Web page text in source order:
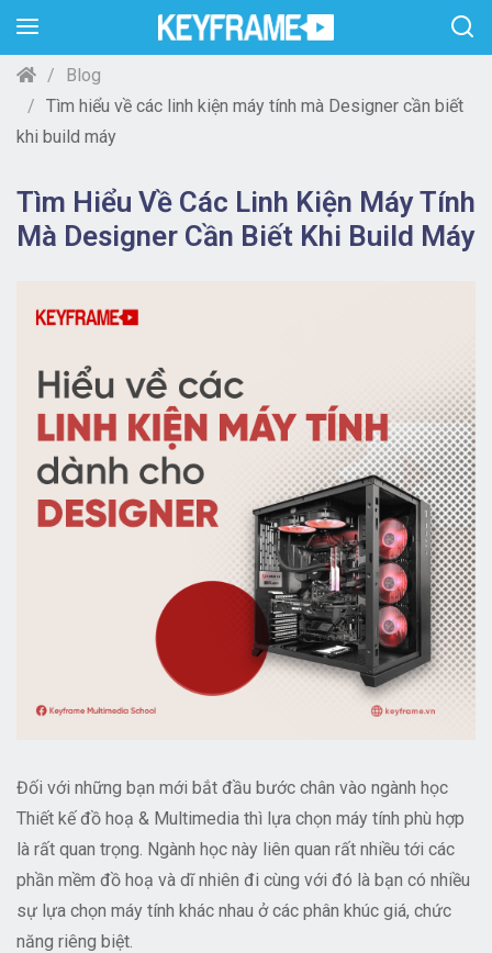
Blog
Tìm hiểu về các linh kiện máy tính mà Designer cần biết
khi build máy
Tìm Hiểu Về Các Linh Kiện Máy Tính
Mà Designer Cần Biết Khi Build Máy
Đối với những bạn mới bắt đầu bước chân vào ngành học
Thiết kế đồ hoạ & Multimedia thì lựa chọn máy tính phù hợp
là rất quan trọng. Ngành học này liên quan rất nhiều tới các
phần mềm đồ hoạ và dĩ nhiên đi cùng với đó là bạn có nhiều
sự lựa chọn máy tính khác nhau ở các phân khúc giá, chức
năng riêng biệt.